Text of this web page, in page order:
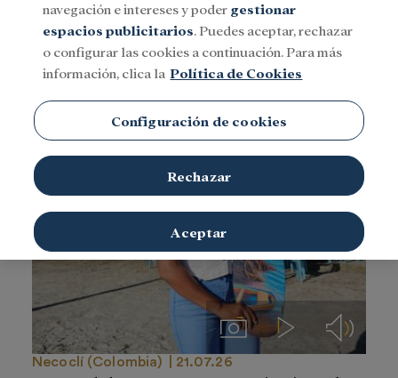
Cooperación internacional
ImágenesVideos Audios
Necoclí (Colombia) 21.07.26
navegación e intereses y poder gestionar
espacios publicitarios. Puedes aceptar, rechazar
o configurar las cookies a continuación. Para más
información, clica la Política de Cookies
Configuración de cookies
Rechazar
Aceptar